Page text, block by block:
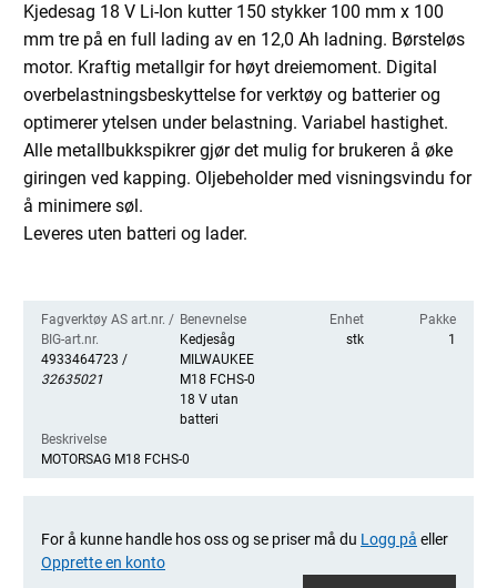
Kjedesag 18 V Li-Ion kutter 150 stykker 100 mm x 100
mm tre på en full lading av en 12,0 Ah ladning. Børsteløs
motor. Kraftig metallgir for høyt dreiemoment. Digital
overbelastningsbeskyttelse for verktøy og batterier og
optimerer ytelsen under belastning. Variabel hastighet.
Alle metallbukkspikrer gjør det mulig for brukeren å øke
giringen ved kapping. Oljebeholder med visningsvindu for
å minimere søl.
Leveres uten batteri og lader.
Fagverktøy AS art.nr. /
BIG-art.nr.
4933464723 /
32635021
Benevnelse
Kedjesåg
MILWAUKEE
M18 FCHS-0
18 V utan
batteri
Enhet
stk
Pakke
1
Beskrivelse
MOTORSAG M18 FCHS-0
For å kunne handle hos oss og se priser må du Logg på eller
Opprette en konto